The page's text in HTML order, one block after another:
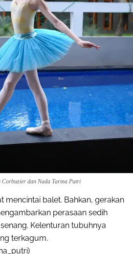
Corbuzier dan Nada Tarina Putri
mencintai balet. Bahkan, gerakan
perasaan sedih
Kelenturan tubuhnya
terkagum.